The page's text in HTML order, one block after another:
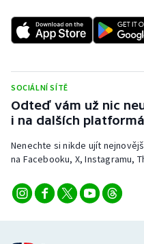
SOCIÁLNÍ SÍTĚ
Odteď vám už nic
i na dalších
Nenechte si nikde ujít
na Facebooku, X, Instagramu,